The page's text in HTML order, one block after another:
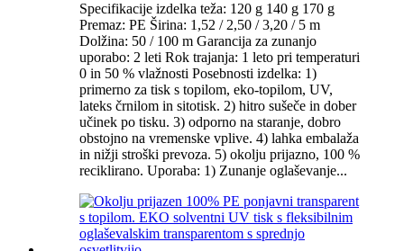
Specifikacije izdelka teža: 120 g 140 g 170 g
Premaz: PE Širina: 1,52 / 2,50 / 3,20 / 5 m
Dolžina: 50 / 100 m Garancija za zunanjo
uporabo: 2 leti Rok trajanja: 1 leto pri temperaturi
0 in 50 % vlažnosti Posebnosti izdelka: 1)
primerno za tisk s topilom, eko-topilom, UV,
lateks črnilom in sitotisk. 2) hitro sušeče in dober
učinek po tisku. 3) odporno na staranje, dobro
obstojno na vremenske vplive. 4) lahka embalaža
in nižji stroški prevoza. 5) okolju prijazno, 100 %
reciklirano. Uporaba: 1) Zunanje oglaševanje...